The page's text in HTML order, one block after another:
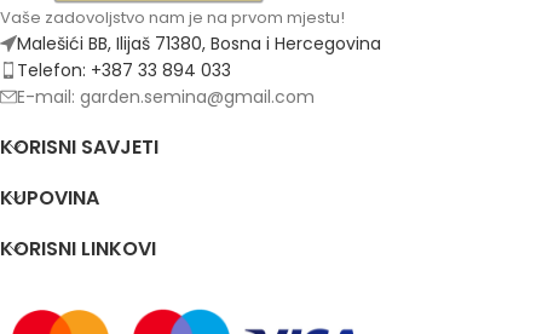
Vaše zadovoljstvo nam je na prvom mjestu!
Malešići BB, Ilijaš 71380, Bosna i Hercegovina
Telefon: +387 33 894 033
E-mail: garden.semina@gmail.com
KORISNI SAVJETI
KUPOVINA
KORISNI LINKOVI